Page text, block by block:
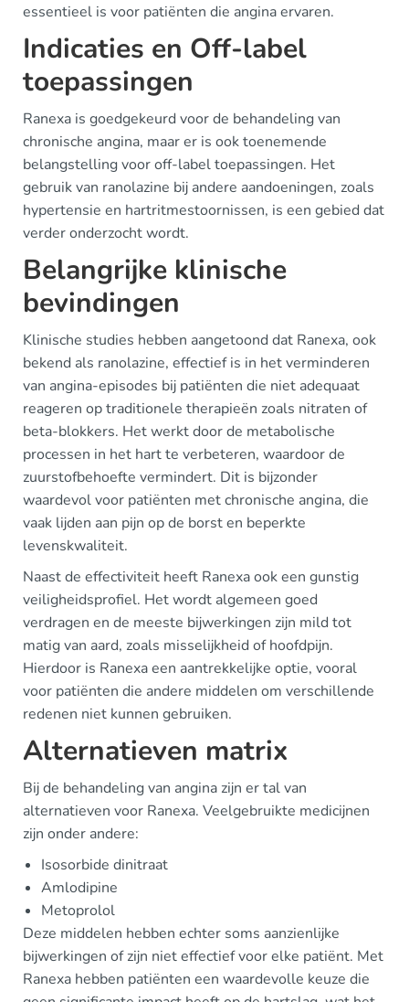
essentieel is voor patiënten die angina ervaren.
Indicaties en Off-label
toepassingen
Ranexa is goedgekeurd voor de behandeling van
chronische angina, maar er is ook toenemende
belangstelling voor off-label toepassingen. Het
gebruik van ranolazine bij andere aandoeningen, zoals
hypertensie en hartritmestoornissen, is een gebied dat
verder onderzocht wordt.
Belangrijke klinische
bevindingen
Klinische studies hebben aangetoond dat Ranexa, ook
bekend als ranolazine, effectief is in het verminderen
van angina-episodes bij patiënten die niet adequaat
reageren op traditionele therapieën zoals nitraten of
beta-blokkers. Het werkt door de metabolische
processen in het hart te verbeteren, waardoor de
zuurstofbehoefte vermindert. Dit is bijzonder
waardevol voor patiënten met chronische angina, die
vaak lijden aan pijn op de borst en beperkte
levenskwaliteit.
Naast de effectiviteit heeft Ranexa ook een gunstig
veiligheidsprofiel. Het wordt algemeen goed
verdragen en de meeste bijwerkingen zijn mild tot
matig van aard, zoals misselijkheid of hoofdpijn.
Hierdoor is Ranexa een aantrekkelijke optie, vooral
voor patiënten die andere middelen om verschillende
redenen niet kunnen gebruiken.
Alternatieven matrix
Bij de behandeling van angina zijn er tal van
alternatieven voor Ranexa. Veelgebruikte medicijnen
zijn onder andere:
Isosorbide dinitraat
Amlodipine
Metoprolol
Deze middelen hebben echter soms aanzienlijke
bijwerkingen of zijn niet effectief voor elke patiënt. Met
Ranexa hebben patiënten een waardevolle keuze die